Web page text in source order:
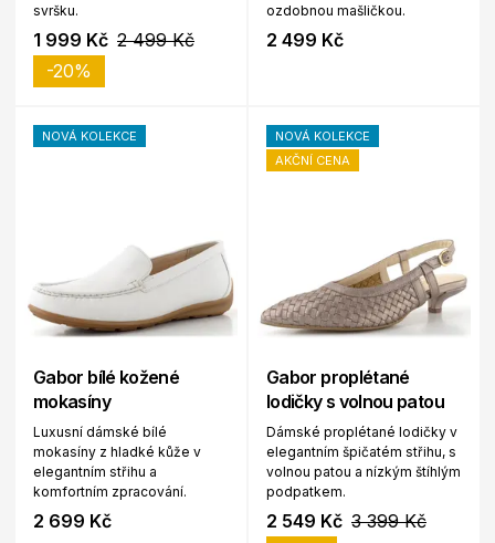
svršku.
1 999 Kč 2 499 Kč
-20%
ozdobnou mašličkou.
2 499 Kč
NOVÁ KOLEKCE
Gabor bílé kožené
mokasíny
Luxusní dámské bílé
mokasíny z hladké kůže v
elegantním střihu a
komfortním zpracování.
2 699 Kč
NOVÁ KOLEKCE
AKČNÍ CENA
Gabor proplétané
lodičky s volnou patou
Dámské proplétané lodičky v
elegantním špičatém střihu, s
volnou patou a nízkým štíhlým
podpatkem.
2 549 Kč 3 399 Kč